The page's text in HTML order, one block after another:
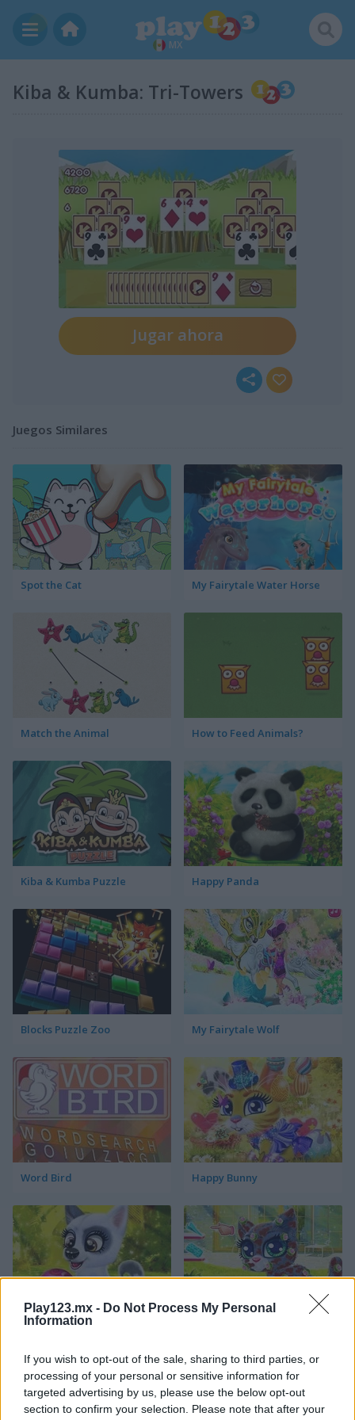
Play123.mx - Do Not Process My Personal
Information
If you wish to opt-out of the sale, sharing to third parties, or
processing of your personal or sensitive information for
targeted advertising by us, please use the below opt-out
section to confirm your selection. Please note that after your
MX
Kiba & Kumba: Tri-Towers
Jugar ahora
Juegos Similares
Spot the Cat My Fairytale Water Horse
Match the Animal How to Feed Animals?
Kiba & Kumba Puzzle Happy Panda
Blocks Puzzle Zoo My Fairytale Wolf
Word Bird Happy Bunny
Happy Dog
Categorías Relacionadas
juegos de pájaros